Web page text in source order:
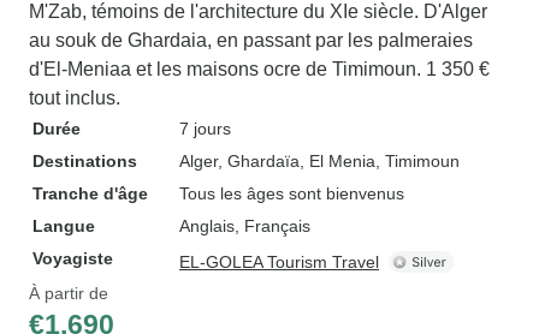
M'Zab, témoins de l'architecture du XIe siècle. D'Alger
au souk de Ghardaia, en passant par les palmeraies
d'El-Meniaa et les maisons ocre de Timimoun. 1 350 €
tout inclus.
Durée
7 jours
Destinations
Alger, Ghardaïa , El Menia , Timimoun
Tranche d'âge
Tous les âges sont bienvenus
Langue
Anglais, Français
Voyagiste
EL-GOLEA Tourism Travel
À partir de
€1,690